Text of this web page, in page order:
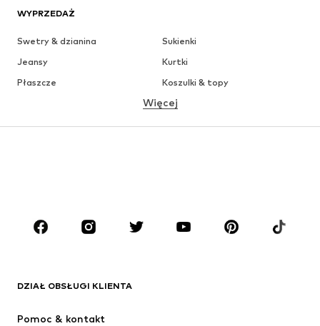
WYPRZEDAŻ
Swetry & dzianina
Sukienki
Jeansy
Kurtki
Płaszcze
Koszulki & topy
Bielizna
Spódnice
Bluzki & koszule
Akcesoria
Premium
Nowości
Więcej
DZIAŁ OBSŁUGI KLIENTA
Pomoc & kontakt